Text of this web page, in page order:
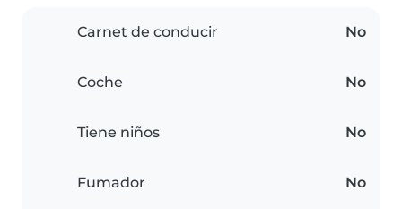
Carnet de conducir No
Coche No
Tiene niños No
Fumador No